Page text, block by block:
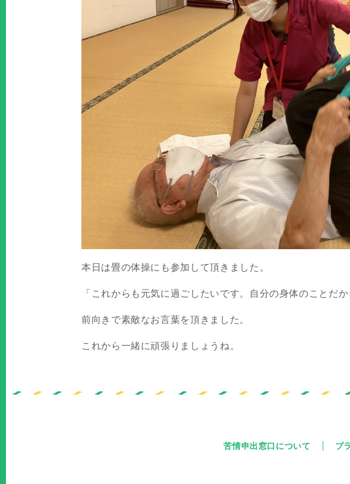
本日は畳の体操にも参加して頂きました。
「これからも元気に過ごしたいです。自分の身体のことだ
前向きで素敵なお言葉を頂きました。
これから一緒に頑張りましょうね。
苦情申出窓口について プ